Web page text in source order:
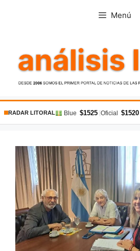
Menú
RADAR LITORAL Blue $1525 Oficial $1520